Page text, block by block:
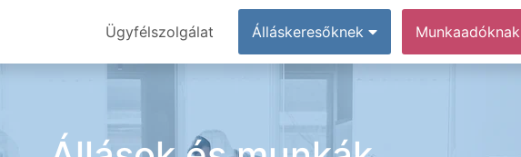
Ügyfélszolgálat Álláskeresőknek Munkaadóknak